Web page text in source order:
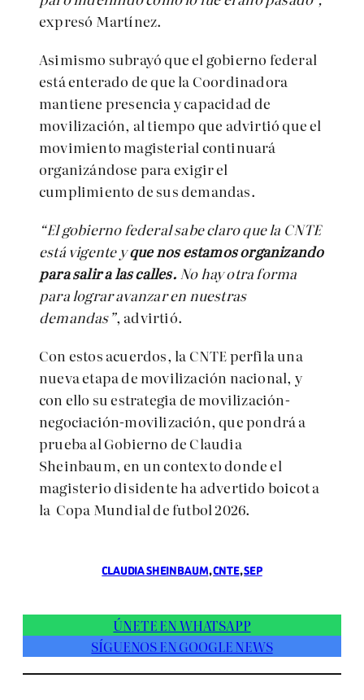
expresó Martínez.
Asimismo subrayó que el gobierno federal
está enterado de que la Coordinadora
mantiene presencia y capacidad de
movilización, al tiempo que advirtió que el
movimiento magisterial continuará
organizándose para exigir el
cumplimiento de sus demandas.
“El gobierno federal sabe claro que la CNTE
está vigente yque nos estamos organizando
para salir a las calles. No hay otra forma
para lograr avanzar en nuestras
demandas”, advirtió.
Con estos acuerdos, la CNTE perfila una
nueva etapa de movilización nacional, y
con ello su estrategia de movilización-
negociación-movilización, que pondrá a
prueba al Gobierno de Claudia
Sheinbaum, en un contexto donde el
magisterio disidente ha advertido boicot a
la Copa Mundial de futbol 2026.
CLAUDIA SHEINBAUM, CNTE, SEP
ÚNETE EN WHATSAPP
SÍGUENOS EN GOOGLE NEWS